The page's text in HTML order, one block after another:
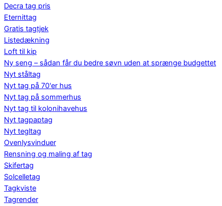
Decra tag pris
Eternittag
Gratis tagtjek
Listedækning
Loft til kip
Ny seng – sådan får du bedre søvn uden at sprænge budgettet
Nyt ståltag
Nyt tag på 70'er hus
Nyt tag på sommerhus
Nyt tag til kolonihavehus
Nyt tagpaptag
Nyt tegltag
Ovenlysvinduer
Rensning og maling af tag
Skifertag
Solcelletag
Tagkviste
Tagrender